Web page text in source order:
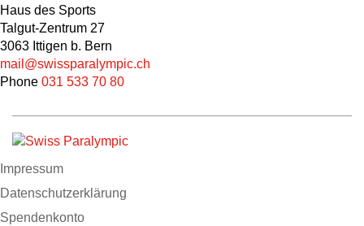
Haus des Sports
Talgut-Zentrum 27
3063 Ittigen b. Bern
mail@swissparalympic.ch
Phone 031 533 70 80
Impressum
Datenschutzerklärung
Spendenkonto